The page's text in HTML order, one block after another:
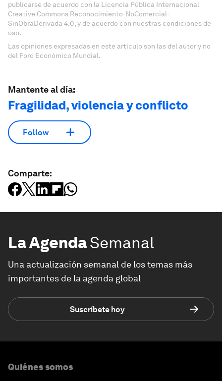
publicarse de acuerdo con la Licencia Pública Internacional
Creative Commons Reconocimiento-NoComercial-
SinObraDerivada 4.0, y de acuerdo con nuestras condiciones de
uso.
Las opiniones expresadas en este artículo son las del autor y no
del Foro Económico Mundial.
Mantente al día:
Fragilidad, violencia y conflicto
Follow
Comparte:
La AgendaSemanal
Una actualización semanal de los temas más
importantes de la agenda global
Suscríbete hoy
Quiénes somos